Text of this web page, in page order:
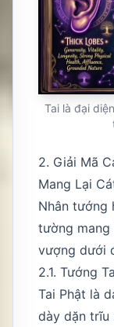
Tai là đại
2. Giải Mã
Mang Lại
Nhân tướng
tường mang
vượng dưới
2.1. Tướng
Tai Phật là
dày dặn trĩu